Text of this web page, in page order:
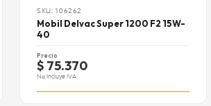
SKU: 106262
Mobil Delvac Super 1200 F2 15W-
40
Precio
$ 75.370
No Incluye IVA